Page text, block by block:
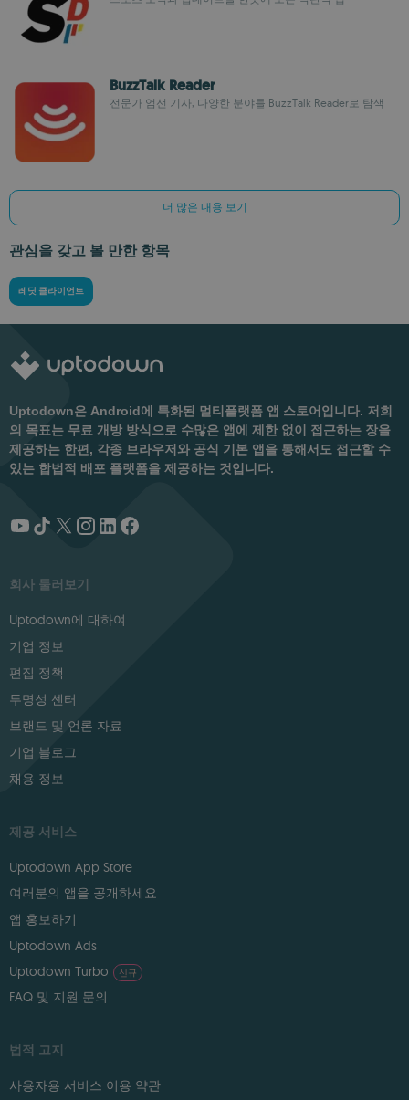
BuzzTalk Reader
전문가 엄선 기사, 다양한 분야를 BuzzTalk Reader로 탐색
더 많은 내용 보기
관심을 갖고 볼 만한 항목
레딧 클라이언트
Uptodown은 Android에 특화된 멀티플랫폼 앱 스토어입니다. 저희
의 목표는 무료 개방 방식으로 수많은 앱에 제한 없이 접근하는 장을
제공하는 한편, 각종 브라우저와 공식 기본 앱을 통해서도 접근할 수
있는 합법적 배포 플랫폼을 제공하는 것입니다.
회사 둘러보기
Uptodown에 대하여
기업 정보
편집 정책
투명성 센터
브랜드 및 언론 자료
기업 블로그
채용 정보
제공 서비스
Uptodown App Store
여러분의 앱을 공개하세요
앱 홍보하기
Uptodown Ads
Uptodown Turbo
신규
FAQ 및 지원 문의
법적 고지
사용자용 서비스 이용 약관